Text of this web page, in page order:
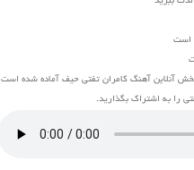
است
آنلاین آهنگ کامران تفتی حیف آماده شده است
را به اشتراک بگذارید.